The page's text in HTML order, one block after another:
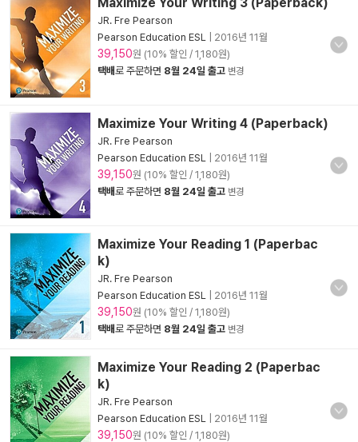
JR. Fre Pearson
Pearson Education ESL
2016년 11월
39,150원 (10% 할인 / 1,180원)
택배로 주문하면 8월 24일 출고 변경
Maximize Your Writing 4 (Paperback)
JR. Fre Pearson
Pearson Education ESL
2016년 11월
39,150원 (10% 할인 / 1,180원)
택배로 주문하면 8월 24일 출고 변경
Maximize Your Reading 1 (Paperbac
k)
JR. Fre Pearson
Pearson Education ESL
2016년 11월
39,150원 (10% 할인 / 1,180원)
택배로 주문하면 8월 24일 출고 변경
Maximize Your Reading 2 (Paperbac
k)
JR. Fre Pearson
Pearson Education ESL
2016년 11월
39,150원 (10% 할인 / 1,180원)